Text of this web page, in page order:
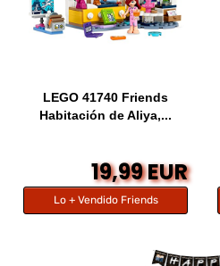
LEGO 41740 Friends
Habitación de Aliya,...
19,99 EUR
Lo + Vendido Friends